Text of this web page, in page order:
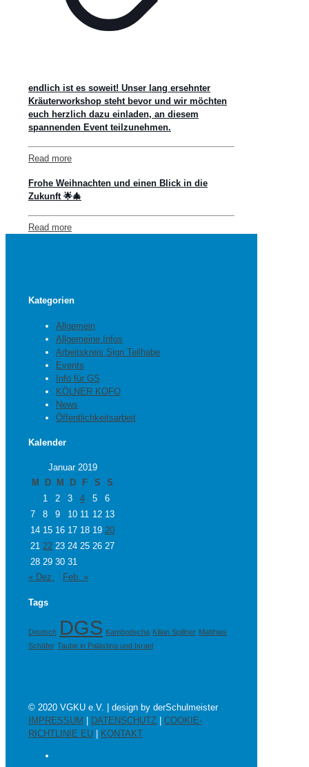
endlich ist es soweit! Unser lang ersehnter
Kräuterworkshop steht bevor und wir möchten
euch herzlich dazu einladen, an diesem
spannenden Event teilzunehmen.
Read more
Frohe Weihnachten und einen Blick in die
Zukunft 🌟🎄
Read more
Kategorien
Allgemein
Allgemeine Infos
Arbeitskreis Sign Teilhabe
Events
Info für GS
KÖLNER KOFO
News
Öffentlichkeitsarbeit
Kalender
Januar 2019
M
D M D F S
S
1
2 3 4 5
6
7
8 9 10 11 12 13
14 15 16 17 18 19 20
21 22 23 24 25 26 27
28 29 30 31
« Dez.
Feb. »
Tags
Deutsch DGS Kambodscha Kilian Spillner Matthias
Schäfer Taube in Palästina und Israel
© 2020 VGKU e.V. | design by derSchulmeister
IMPRESSUM
DATENSCHUTZ
COOKIE-
RICHTLINIE EU
KONTAKT